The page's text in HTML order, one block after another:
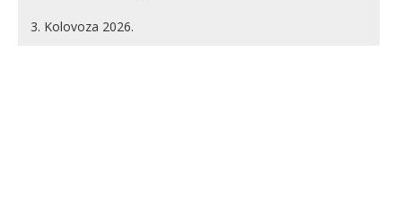
3. Kolovoza 2026.